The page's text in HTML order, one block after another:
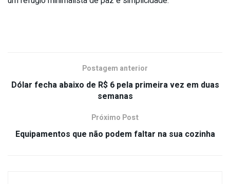
Postagem anterior
Dólar fecha abaixo de R$ 6 pela primeira vez em duas
semanas
Próximo Post
Equipamentos que não podem faltar na sua cozinha